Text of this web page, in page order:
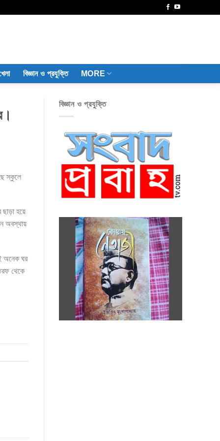
বিজ্ঞান ও প্রযুক্তি MORE
স্কুলে
হয়ে
অবস্থায়
অনেক ঘর
থেকে
বিজ্ঞান ও প্রযুক্তি